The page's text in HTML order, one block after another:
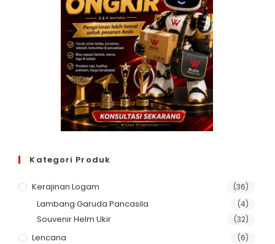
Kategori Produk
Kerajinan Logam (36)
Lambang Garuda Pancasila (4)
Souvenir Helm Ukir (32)
Lencana (6)